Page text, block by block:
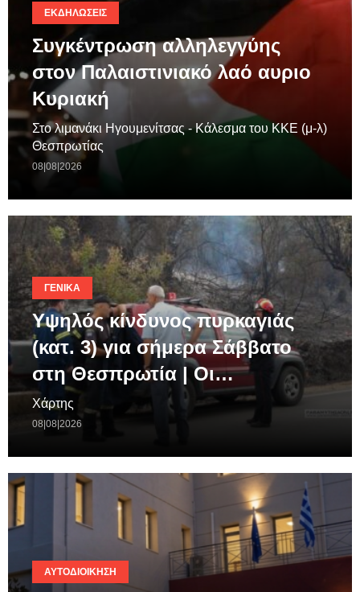
ΕΚΔΗΛΏΣΕΙΣ
Συγκέντρωση αλληλεγγύης
στον Παλαιστινιακό λαό αυριο
Κυριακή
Στο λιμανάκι Ηγουμενίτσας - Κάλεσμα του ΚΚΕ (μ-λ)
Θεσπρωτίας
08|08|2026
ΓΕΝΙΚΆ
Υψηλός κίνδυνος πυρκαγιάς
(κατ. 3) για σήμερα Σάββατο
στη Θεσπρωτία | Οι…
Χάρτης
08|08|2026
ΑΥΤΟΔΙΟΊΚΗΣΗ